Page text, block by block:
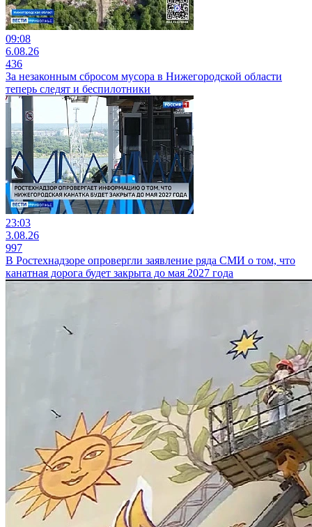
09:08
6.08.26
436
За незаконным сбросом мусора в Нижегородской области
теперь следят и беспилотники
23:03
3.08.26
997
В Ростехнадзоре опровергли заявление ряда СМИ о том, что
канатная дорога будет закрыта до мая 2027 года